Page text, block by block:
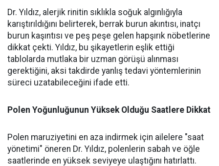
Dr. Yıldız, alerjik rinitin sıklıkla soğuk algınlığıyla
karıştırıldığını belirterek, berrak burun akıntısı, inatçı
burun kaşıntısı ve peş peşe gelen hapşırık nöbetlerine
dikkat çekti. Yıldız, bu şikayetlerin eşlik ettiği
tablolarda mutlaka bir uzman görüşü alınması
gerektiğini, aksi takdirde yanlış tedavi yöntemlerinin
süreci uzatabileceğini ifade etti.
Polen Yoğunluğunun Yüksek Olduğu Saatlere Dikkat
Polen maruziyetini en aza indirmek için ailelere "saat
yönetimi" öneren Dr. Yıldız, polenlerin sabah ve öğle
saatlerinde en yüksek seviyeye ulaştığını hatırlattı.